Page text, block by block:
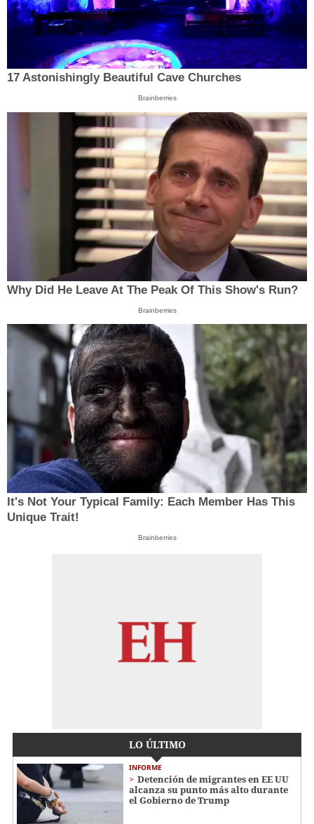
17 Astonishingly Beautiful Cave Churches
Brainberries
Why Did He Leave At The Peak Of This Show's Run?
Brainberries
It's Not Your Typical Family: Each Member Has This
Unique Trait!
Brainberries
LO ÚLTIMO
INFORME
Detención de migrantes en EE UU
alcanza su punto más alto durante
el Gobierno de Trump